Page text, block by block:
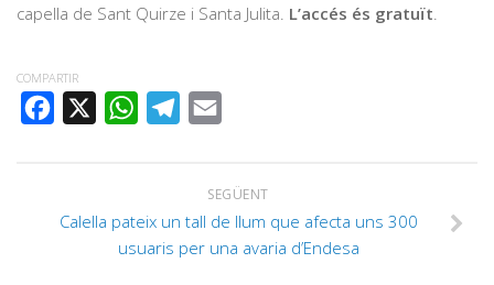
capella de Sant Quirze i Santa Julita. L’accés és gratuït.
COMPARTIR
FACEBOOK
WHATSAPPTELEGRAM
SEGÜENT
Calella pateix un tall de llum que afecta uns 300
usuaris per una avaria d’Endesa